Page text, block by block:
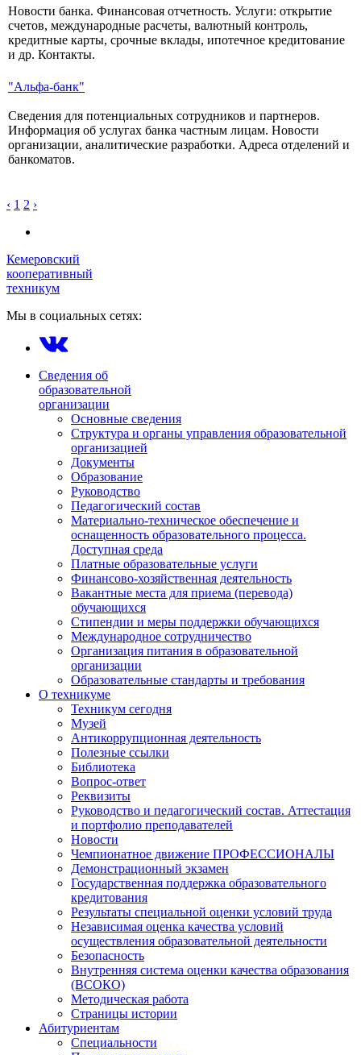
Новости банка. Финансовая отчетность. Услуги: открытие
счетов, международные расчеты, валютный контроль,
кредитные карты, срочные вклады, ипотечное кредитование
и др. Контакты.
"Альфа-банк"
Сведения для потенциальных сотрудников и партнеров.
Информация об услугах банка частным лицам. Новости
организации, аналитические разработки. Адреса отделений и
банкоматов.
‹ 1 2 ›
Кемеровский
кооперативный
техникум
Мы в социальных сетях:
Сведения об
образовательной
организации
Основные сведения
Структура и органы управления образовательной
организацией
Документы
Образование
Руководство
Педагогический состав
Материально-техническое обеспечение и
оснащенность образовательного процесса.
Доступная среда
Платные образовательные услуги
Финансово-хозяйственная деятельность
Вакантные места для приема (перевода)
обучающихся
Стипендии и меры поддержки обучающихся
Международное сотрудничество
Организация питания в образовательной
организации
Образовательные стандарты и требования
О техникуме
Техникум сегодня
Музей
Антикоррупционная деятельность
Полезные ссылки
Библиотека
Вопрос-ответ
Реквизиты
Руководство и педагогический состав. Аттестация
и портфолио преподавателей
Новости
Чемпионатное движение ПРОФЕССИОНАЛЫ
Демонстрационный экзамен
Государственная поддержка образовательного
кредитования
Результаты специальной оценки условий труда
Независимая оценка качества условий
осуществления образовательной деятельности
Безопасность
Внутренняя система оценки качества образования
(ВСОКО)
Методическая работа
Страницы истории
Абитуриентам
Специальности